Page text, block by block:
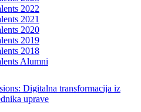
2022
2021
2020
2019
2018
Alumni
Digitalna transformacija iz
uprave